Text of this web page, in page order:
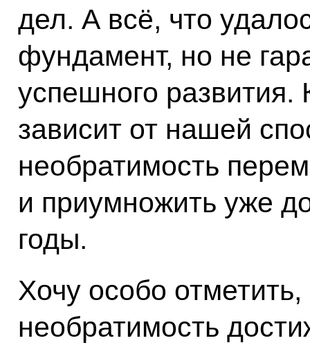
дел. А всё, что
фундамент, но не
успешного
зависит от нашей
необратимость
и приумножить уже
годы.
Хочу особо
необратимость